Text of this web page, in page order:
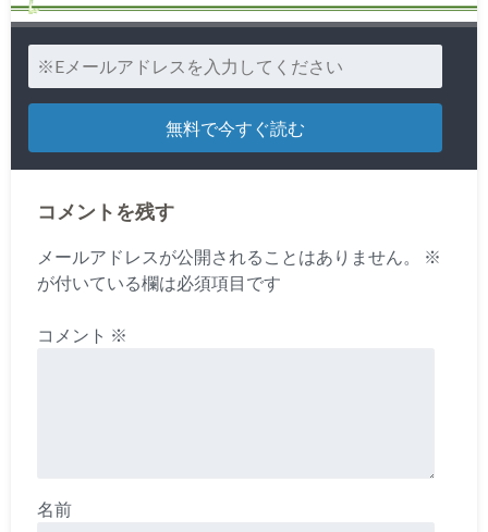
コメントを残す
メールアドレスが公開されることはありません。
※
が付いている欄は必須項目です
コメント ※
名前